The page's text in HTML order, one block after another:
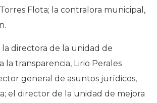
Flota; la contralora municipal,
directora de la unidad de
la transparencia, Lirio Perales
general de asuntos jurídicos,
el director de la unidad de mejora